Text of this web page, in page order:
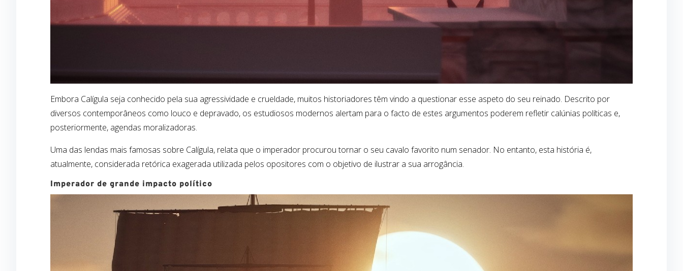
Embora Calígula seja conhecido pela sua agressividade e crueldade, muitos historiadores têm vindo a questionar esse aspeto do seu reinado. Descrito por
diversos contemporâneos como louco e depravado, os estudiosos modernos alertam para o facto de estes argumentos poderem refletir calúnias políticas e,
posteriormente, agendas moralizadoras.
Uma das lendas mais famosas sobre Calígula, relata que o imperador procurou tornar o seu cavalo favorito num senador. No entanto, esta história é,
atualmente, considerada retórica exagerada utilizada pelos opositores com o objetivo de ilustrar a sua arrogância.
Imperador de grande impacto político